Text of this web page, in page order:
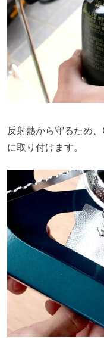
反射熱から守るため
に取り付けます。